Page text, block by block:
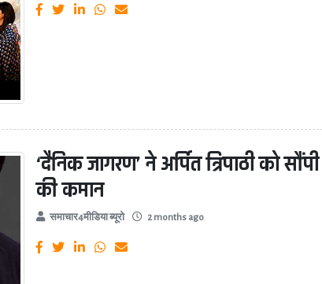
‘दैनिक जागरण’ ने अर्पित त्रिपाठी को सौंपी
की कमान
समाचार4मीडिया ब्यूरो 2 months ago